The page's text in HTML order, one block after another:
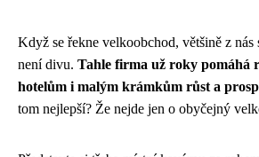
Když se řekne velkoobchod, většině z
není divu. Tahle firma už roky pomáhá
hotelům i malým krámkům růst a
tom nejlepší? Že nejde jen o obyčejný